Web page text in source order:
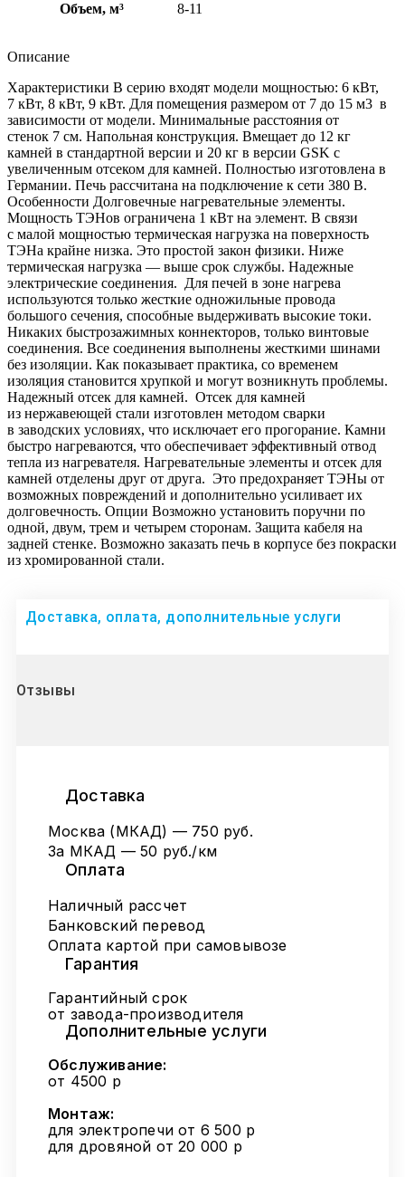
Объем, м³ 8-11
Описание
Характеристики В серию входят модели мощностью: 6 кВт,
7 кВт, 8 кВт, 9 кВт. Для помещения размером от 7 до 15 м3 в
зависимости от модели. Минимальные расстояния от
стенок 7 см. Напольная конструкция. Вмещает до 12 кг
камней в стандартной версии и 20 кг в версии GSK с
увеличенным отсеком для камней. Полностью изготовлена в
Германии. Печь рассчитана на подключение к сети 380 В.
Особенности Долговечные нагревательные элементы.
Мощность ТЭНов ограничена 1 кВт на элемент. В связи
с малой мощностью термическая нагрузка на поверхность
ТЭНа крайне низка. Это простой закон физики. Ниже
термическая нагрузка — выше срок службы. Надежные
электрические соединения. Для печей в зоне нагрева
используются только жесткие одножильные провода
большого сечения, способные выдерживать высокие токи.
Никаких быстрозажимных коннекторов, только винтовые
соединения. Все соединения выполнены жесткими шинами
без изоляции. Как показывает практика, со временем
изоляция становится хрупкой и могут возникнуть проблемы.
Надежный отсек для камней. Отсек для камней
из нержавеющей стали изготовлен методом сварки
в заводских условиях, что исключает его прогорание. Камни
быстро нагреваются, что обеспечивает эффективный отвод
тепла из нагревателя. Нагревательные элементы и отсек для
камней отделены друг от друга. Это предохраняет ТЭНы от
возможных повреждений и дополнительно усиливает их
долговечность. Опции Возможно установить поручни по
одной, двум, трем и четырем сторонам. Защита кабеля на
задней стенке. Возможно заказать печь в корпусе без покраски
из хромированной стали.
Доставка, оплата, дополнительные услуги
Отзывы
Доставка
Москва (МКАД) — 750 руб.
За МКАД — 50 руб./км
Оплата
Наличный рассчет
Банковский перевод
Оплата картой при самовывозе
Гарантия
Гарантийный срок
от завода-производителя
Дополнительные услуги
Обслуживание:
от 4500 р
Монтаж:
для электропечи от 6 500 р
для дровяной от 20 000 р